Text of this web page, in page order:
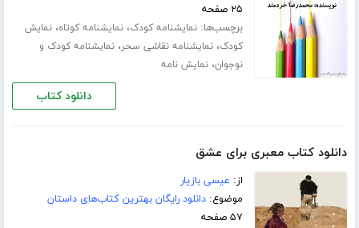
۲۵ صفحه
برچسب‌ها:نمایشنامه کودک،نمایشنامه کوتاه،نمایش
کودک،نمایشنامه نقاشی سحر،نمایشنامه کودک و
نوجوان،نمایش نامه
دانلود کتاب
دانلود کتاب معبری برای عشق
از: عیسی بازیار
موضوع:دانلود رایگان بهترین کتاب‌های داستان
۵۷ صفحه